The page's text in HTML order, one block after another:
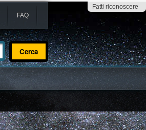
Fatti riconoscere
FAQ